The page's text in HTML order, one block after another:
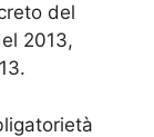
del
2013,